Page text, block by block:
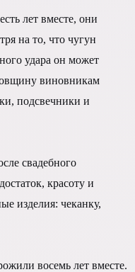
лет вместе, они
на то, что чугун
удара он может
виновникам
подсвечники и
свадебного
красоту и
изделия: чеканку,
восемь лет вместе.